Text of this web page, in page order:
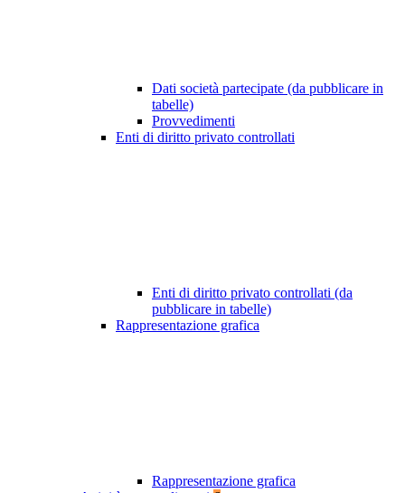
Dati società partecipate (da pubblicare in
tabelle)
Provvedimenti
Enti di diritto privato controllati
Enti di diritto privato controllati (da
pubblicare in tabelle)
Rappresentazione grafica
Rappresentazione grafica